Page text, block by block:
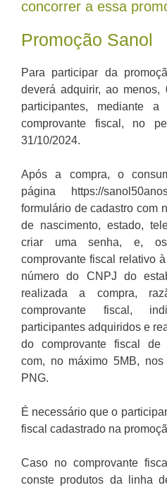
concorrer a essa
Promoção Sanol
Para participar da
deverá adquirir, ao menos,
participantes, mediante
comprovante fiscal, no
31/10/2024.
Após a compra, o
página https://
formulário de cadastro com
de nascimento, estado,
criar uma senha, e,
comprovante fiscal relativo
número do CNPJ do
realizada a compra,
comprovante fiscal,
participantes adquiridos e
do comprovante fiscal de
com, no máximo 5MB,
PNG.
É necessário que o
fiscal cadastrado na
Caso no comprovante
conste produtos da linha